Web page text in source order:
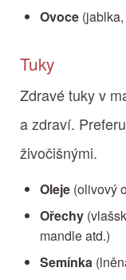
Ovoce
Tuky
Zdravé tuky v
a zdraví.
živočišnými.
Oleje (olivový
Ořechy
mandle atd.)
Semínka